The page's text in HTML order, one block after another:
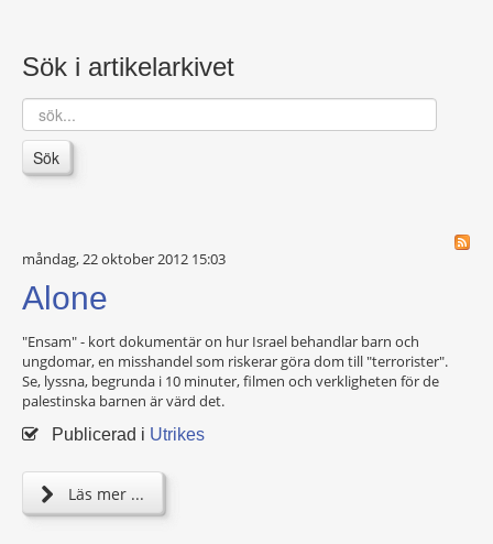
Sök i artikelarkivet
sök...
Sök
måndag, 22 oktober 2012 15:03
Alone
"Ensam" - kort dokumentär on hur Israel behandlar barn och
ungdomar, en misshandel som riskerar göra dom till "terrorister".
Se, lyssna, begrunda i 10 minuter, filmen och verkligheten för de
palestinska barnen är värd det.
Publicerad i Utrikes
Läs mer ...